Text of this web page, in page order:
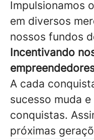
Impulsionamos
em diversos
nossos fundos
Incentivando
A cada
sucesso muda
conquistas.
próximas